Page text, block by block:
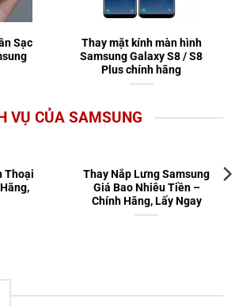
Sạc
Thay mặt kính màn hình
Samsung Galaxy S8 / S8
Plus chính hãng
VỤ CỦA SAMSUNG
Thoại
Thay Nắp Lưng Samsung
Giá Bao Nhiêu Tiền –
Chính Hãng, Lấy Ngay